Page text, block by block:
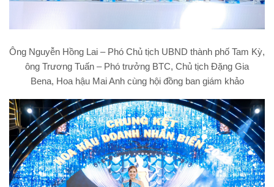
Ông Nguyễn Hồng Lai – Phó Chủ tịch UBND thành phố Tam Kỳ,
ông Trương Tuấn – Phó trưởng BTC, Chủ tịch Đặng Gia
Bena, Hoa hậu Mai Anh cùng hội đồng ban giám khảo